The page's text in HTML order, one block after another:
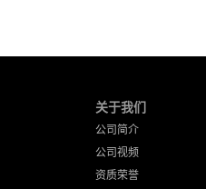
关于我们
公司简介
公司视频
资质荣誉